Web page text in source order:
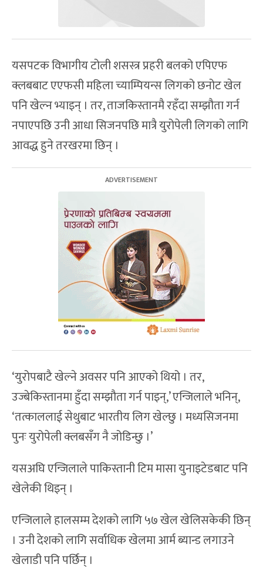
यसपटक विभागीय टोली शसस्त्र प्रहरी बलको एपिएफ
क्लबबाट एएफसी महिला च्याम्पियन्स लिगको छनोट खेल
पनि खेल्न भ्याइन् । तर, ताजकिस्तानमै रहँदा सम्झौता गर्न
नपाएपछि उनी आधा सिजनपछि मात्रै युरोपेली लिगको लागि
आवद्ध हुने तरखरमा छिन् ।
‘युरोपबाटै खेल्ने अवसर पनि आएको थियो । तर,
उज्बेकिस्तानमा हुँदा सम्झौता गर्न पाइन्,’ एन्जिलाले भनिन्,
‘तत्काललाई सेथुबाट भारतीय लिग खेल्छु । मध्यसिजनमा
पुनः युरोपेली क्लबसँग नै जोडिन्छु ।’
यसअघि एन्जिलाले पाकिस्तानी टिम मासा युनाइटेडबाट पनि
खेलेकी थिइन् ।
एन्जिलाले हालसम्म देशको लागि ५७ खेल खेलिसकेकी छिन्
। उनी देशको लागि सर्वाधिक खेलमा आर्म ब्यान्ड लगाउने
खेलाडी पनि पर्छिन् ।